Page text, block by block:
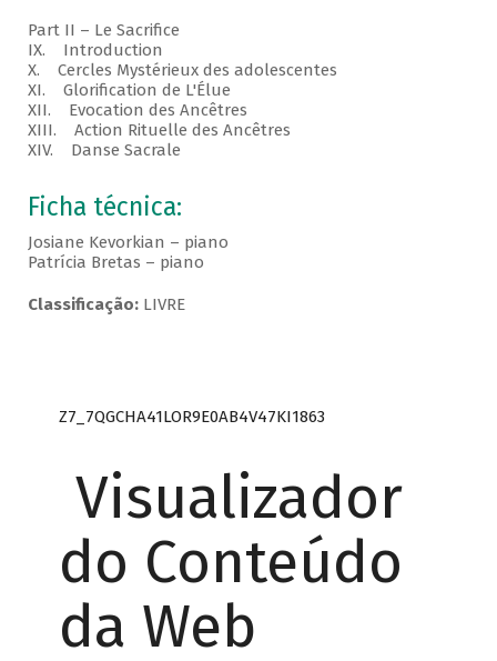
Part II – Le Sacrifice
IX. Introduction
X. Cercles Mystérieux des adolescentes
XI. Glorification de L'Élue
XII. Evocation des Ancêtres
XIII. Action Rituelle des Ancêtres
XIV. Danse Sacrale
Ficha técnica:
Josiane Kevorkian – piano
Patrícia Bretas – piano
Classificação:LIVRE
Z7_7QGCHA41LOR9E0AB4V47KI1863
Visualizador
do Conteúdo
da Web